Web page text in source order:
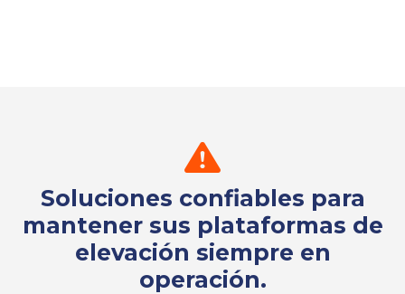
Soluciones confiables para
mantener sus plataformas de
elevación siempre en
operación.